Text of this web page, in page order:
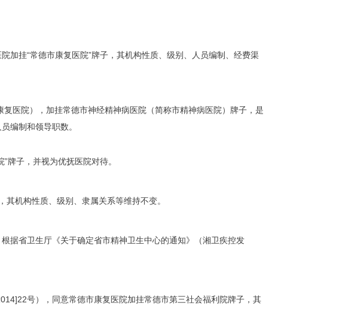
加挂“常德市康复医院”牌子，其机构性质、级别、人员编制、经费渠
医院），加挂常德市神经精神病医院（简称市精神病医院）牌子，是
编制和领导职数。
牌子，并视为优抚医院对待。
机构性质、级别、隶属关系等维持不变。
据省卫生厅《关于确定省市精神卫生中心的通知》（湘卫疾控发
号），同意常德市康复医院加挂常德市第三社会福利院牌子，其